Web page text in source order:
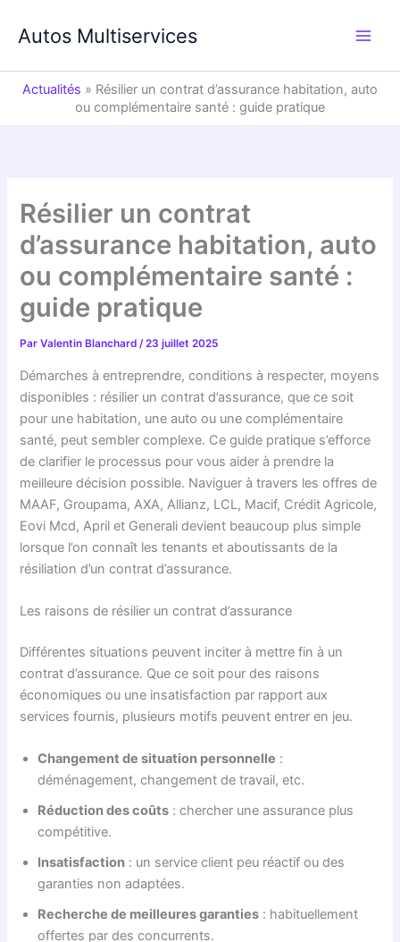
Autos Multiservices
Actualités » Résilier un contrat d’assurance habitation, auto
ou complémentaire santé : guide pratique
Résilier un contrat
d’assurance habitation, auto
ou complémentaire santé :
guide pratique
ParValentin Blanchard/23 juillet 2025
Démarches à entreprendre, conditions à respecter, moyens
disponibles : résilier un contrat d’assurance, que ce soit
pour une habitation, une auto ou une complémentaire
santé, peut sembler complexe. Ce guide pratique s’efforce
de clarifier le processus pour vous aider à prendre la
meilleure décision possible. Naviguer à travers les offres de
MAAF, Groupama, AXA, Allianz, LCL, Macif, Crédit Agricole,
Eovi Mcd, April et Generali devient beaucoup plus simple
lorsque l’on connaît les tenants et aboutissants de la
résiliation d’un contrat d’assurance.
Les raisons de résilier un contrat d’assurance
Différentes situations peuvent inciter à mettre fin à un
contrat d’assurance. Que ce soit pour des raisons
économiques ou une insatisfaction par rapport aux
services fournis, plusieurs motifs peuvent entrer en jeu.
Changement de situation personnelle :
déménagement, changement de travail, etc.
Réduction des coûts : chercher une assurance plus
compétitive.
Insatisfaction : un service client peu réactif ou des
garanties non adaptées.
Recherche de meilleures garanties : habituellement
offertes par des concurrents.